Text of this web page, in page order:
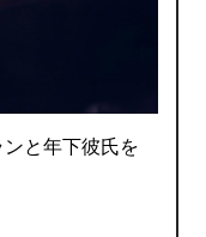
と年下彼氏を